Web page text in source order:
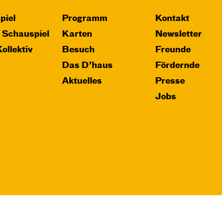
Programm
Karten
Besuch
Das D’haus
Aktuelles
Kontakt
Newsletter
Freunde
Fördernde
Presse
Jobs